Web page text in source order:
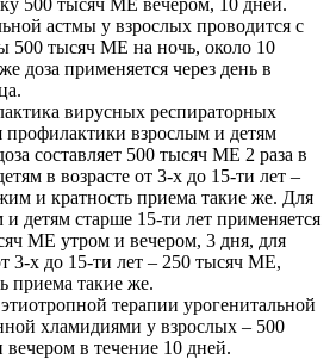
астмы у взрослых проводится с
500 тысяч МЕ на ночь, около 10
доза применяется через день в
вирусных респираторных
профилактики взрослым и детям
составляет 500 тысяч МЕ 2 раза в
в возрасте от 3-х до 15-ти лет –
и кратность приема такие же. Для
детям старше 15-ти лет применяется
МЕ утром и вечером, 3 дня, для
3-х до 15-ти лет – 250 тысяч МЕ,
приема такие же.
терапии урогенитальной
хламидиями у взрослых – 500
в течение 10 дней.